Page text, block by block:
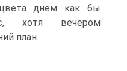
цвета днем как бы
хотя вечером
план.